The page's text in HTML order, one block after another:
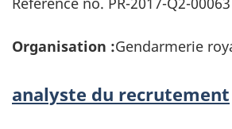
Organisation :Gendarmerie
analyste du recrutement